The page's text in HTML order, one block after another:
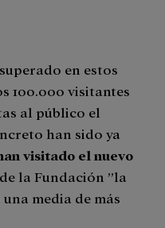
en estos
100.000 visitantes
al público el
han sido ya
visitado el nuevo
la Fundación ”la
media de más